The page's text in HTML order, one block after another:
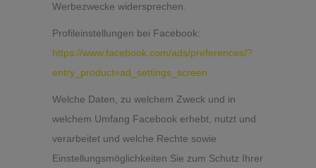
Werbezwecke widersprechen.
Profileinstellungen bei Facebook:
https://www.facebook.com/ads/preferences/?
entry_product=ad_settings_screen
Welche Daten, zu welchem Zweck und in
welchem Umfang Facebook erhebt, nutzt und
verarbeitet und welche Rechte sowie
Einstellungsmöglichkeiten Sie zum Schutz Ihrer